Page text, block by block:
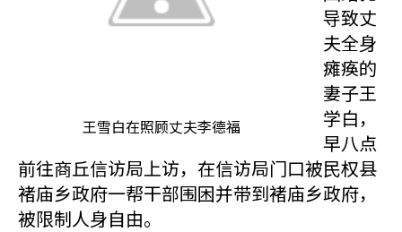
王雪白在照顾丈夫李德福
导致丈
夫全身
瘫痪的
妻子王
学白，
早八点
前往商丘信访局上访，在信访局门口被民权县
褚庙乡政府一帮干部围困并带到褚庙乡政府，
被限制人身自由。